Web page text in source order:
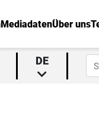
MediadatenÜber uns
DE